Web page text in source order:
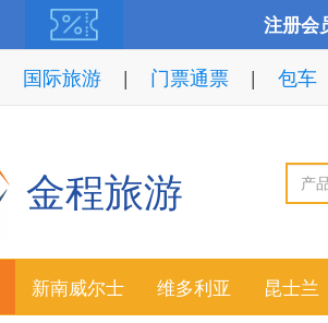
注册会
国际旅游 门票通票 包车
金程旅游
新南威尔士 维多利亚 昆士兰